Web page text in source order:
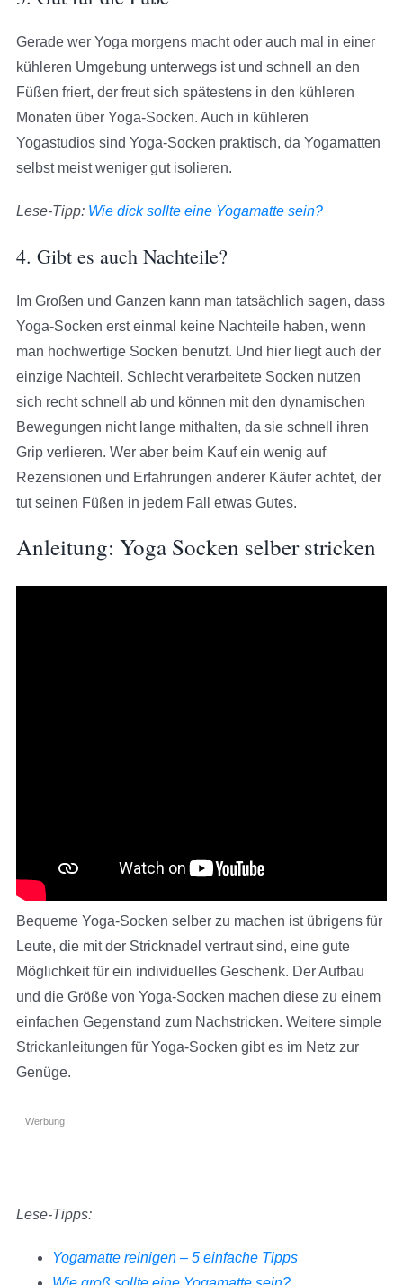
Gerade wer Yoga morgens macht oder auch mal in einer
kühleren Umgebung unterwegs ist und schnell an den
Füßen friert, der freut sich spätestens in den kühleren
Monaten über Yoga-Socken. Auch in kühleren
Yogastudios sind Yoga-Socken praktisch, da Yogamatten
selbst meist weniger gut isolieren.
Lese-Tipp: Wie dick sollte eine Yogamatte sein?
4. Gibt es auch Nachteile?
Im Großen und Ganzen kann man tatsächlich sagen, dass
Yoga-Socken erst einmal keine Nachteile haben, wenn
man hochwertige Socken benutzt. Und hier liegt auch der
einzige Nachteil. Schlecht verarbeitete Socken nutzen
sich recht schnell ab und können mit den dynamischen
Bewegungen nicht lange mithalten, da sie schnell ihren
Grip verlieren. Wer aber beim Kauf ein wenig auf
Rezensionen und Erfahrungen anderer Käufer achtet, der
tut seinen Füßen in jedem Fall etwas Gutes.
Anleitung: Yoga Socken selber stricken
Bequeme Yoga-Socken selber zu machen ist übrigens für
Leute, die mit der Stricknadel vertraut sind, eine gute
Möglichkeit für ein individuelles Geschenk. Der Aufbau
und die Größe von Yoga-Socken machen diese zu einem
einfachen Gegenstand zum Nachstricken. Weitere simple
Strickanleitungen für Yoga-Socken gibt es im Netz zur
Genüge.
Werbung
Lese-Tipps:
Yogamatte reinigen – 5 einfache Tipps